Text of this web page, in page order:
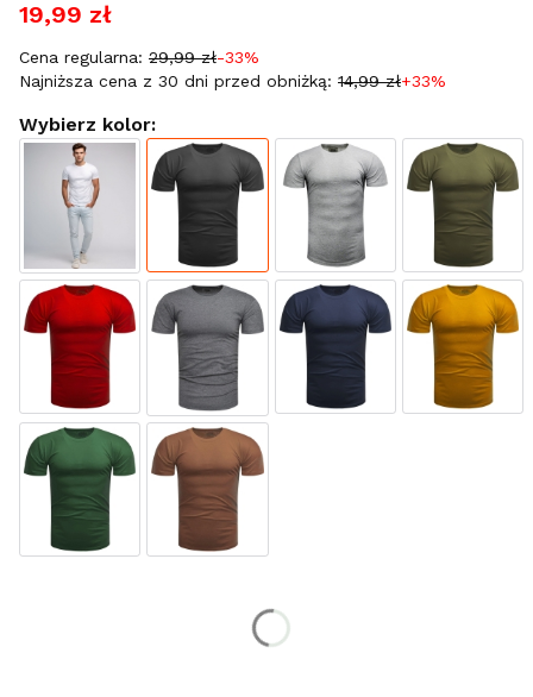
19,99 zł
Cena regularna: 29,99 zł-33%
Najniższa cena z 30 dni przed obniżką: 14,99 zł+33%
Wybierz kolor: